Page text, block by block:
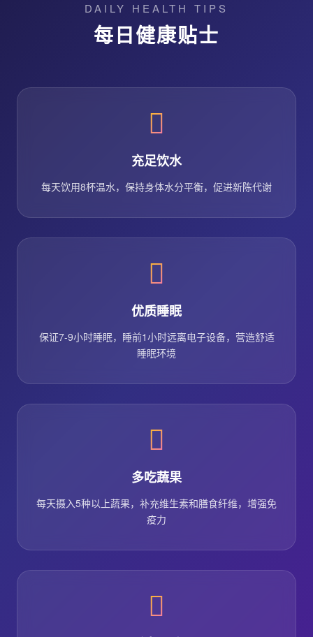
DAILY HEALTH TIPS
每日健康贴士
充足饮水
每天饮用8杯温水，保持身体水分平衡，促进新陈代谢
优质睡眠
保证7-9小时睡眠，睡前1小时远离电子设备，营造舒适
睡眠环境
多吃蔬果
每天摄入5种以上蔬果，补充维生素和膳食纤维，增强免
疫力